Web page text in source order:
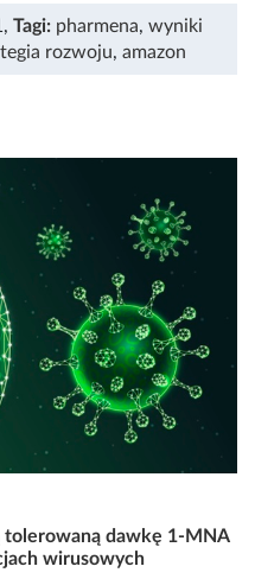
, Tagi: pharmena, wyniki
rozwoju, amazon
tolerowaną dawkę 1-MNA
wirusowych